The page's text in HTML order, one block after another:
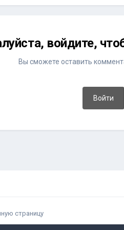
войдите,
Вы сможете оставить
Войти
страницу